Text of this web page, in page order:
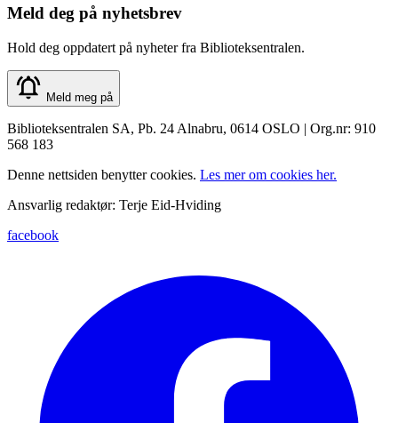
Meld deg på nyhetsbrev
Hold deg oppdatert på nyheter fra Biblioteksentralen.
Meld meg på
Biblioteksentralen SA, Pb. 24 Alnabru, 0614 OSLO | Org.nr: 910
568 183
Denne nettsiden benytter cookies. Les mer om cookies her.
Ansvarlig redaktør: Terje Eid-Hviding
facebook